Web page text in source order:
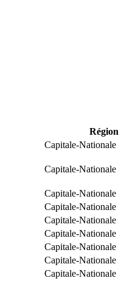
Région
Capitale-Nationale
Capitale-Nationale
Capitale-Nationale
Capitale-Nationale
Capitale-Nationale
Capitale-Nationale
Capitale-Nationale
Capitale-Nationale
Capitale-Nationale